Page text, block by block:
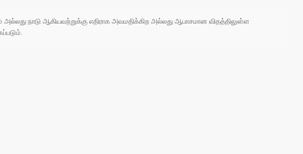
அல்லது நாடு ஆகியவற்றுக்கு எதிராக அவமதிக்கிற அல்லது ஆபாசமான விதத்திலுள்ள